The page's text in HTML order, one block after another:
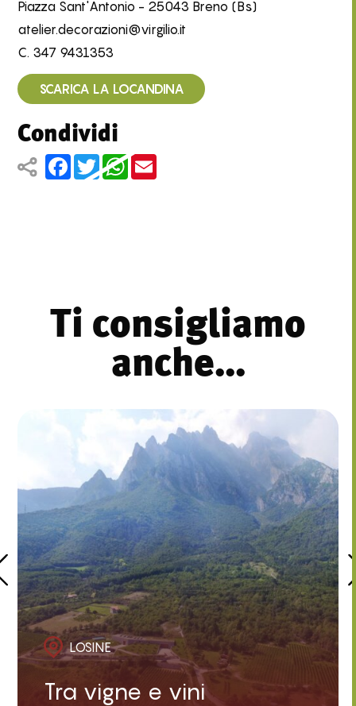
Piazza Sant'Antonio - 25043 Breno (Bs)
atelier.decorazioni@virgilio.it
C. 347 9431353
SCARICA LA LOCANDINA
Condividi
Facebook
TwitterWhatsApp
Email
Ti consigliamo
anche...
LOSINE
Tra vigne e vini